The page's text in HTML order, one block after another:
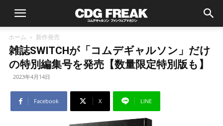
ホーム 新作発売
雑誌SWITCHが「コムデギャルソン」だけ
の特別編集号を発売【数量限定特別版も】
2023年4月14日
Facebook X LINE